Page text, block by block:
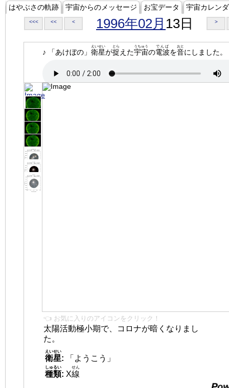
はやぶさの軌跡 宇宙からのメッセージ お宝データ 宇宙カレン
<<< << < 1996年02月 13日 >
♪ 「あけぼの」 衛星
えいせい
が捉
とら
えた宇宙
うちゅう
の電波
でんぱ
を音
おと
にしました。
👈 お気に入りのアイコンをクリック！
太陽活動極小期で、コロナが暗くなりまし
た。
衛星
えいせい
:
「ようこう」
種類
しゅるい
: X線
せん